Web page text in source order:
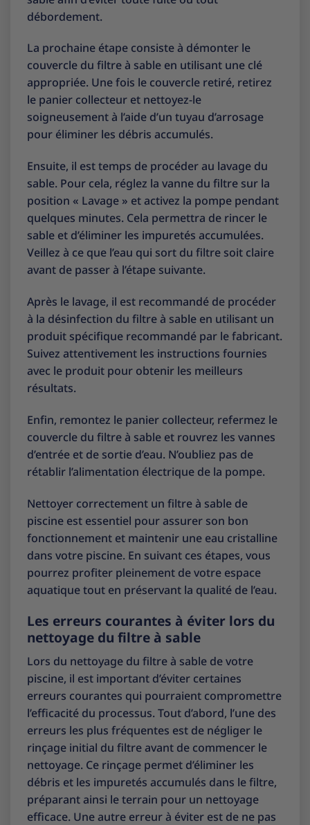
débordement.
La prochaine étape consiste à démonter le
couvercle du filtre à sable en utilisant une clé
appropriée. Une fois le couvercle retiré, retirez
le panier collecteur et nettoyez-le
soigneusement à l’aide d’un tuyau d’arrosage
pour éliminer les débris accumulés.
Ensuite, il est temps de procéder au lavage du
sable. Pour cela, réglez la vanne du filtre sur la
position « Lavage » et activez la pompe pendant
quelques minutes. Cela permettra de rincer le
sable et d’éliminer les impuretés accumulées.
Veillez à ce que l’eau qui sort du filtre soit claire
avant de passer à l’étape suivante.
Après le lavage, il est recommandé de procéder
à la désinfection du filtre à sable en utilisant un
produit spécifique recommandé par le fabricant.
Suivez attentivement les instructions fournies
avec le produit pour obtenir les meilleurs
résultats.
Enfin, remontez le panier collecteur, refermez le
couvercle du filtre à sable et rouvrez les vannes
d’entrée et de sortie d’eau. N’oubliez pas de
rétablir l’alimentation électrique de la pompe.
Nettoyer correctement un filtre à sable de
piscine est essentiel pour assurer son bon
fonctionnement et maintenir une eau cristalline
dans votre piscine. En suivant ces étapes, vous
pourrez profiter pleinement de votre espace
aquatique tout en préservant la qualité de l’eau.
Les erreurs courantes à éviter lors du
nettoyage du filtre à sable
Lors du nettoyage du filtre à sable de votre
piscine, il est important d’éviter certaines
erreurs courantes qui pourraient compromettre
l’efficacité du processus. Tout d’abord, l’une des
erreurs les plus fréquentes est de négliger le
rinçage initial du filtre avant de commencer le
nettoyage. Ce rinçage permet d’éliminer les
débris et les impuretés accumulés dans le filtre,
préparant ainsi le terrain pour un nettoyage
efficace. Une autre erreur à éviter est de ne pas